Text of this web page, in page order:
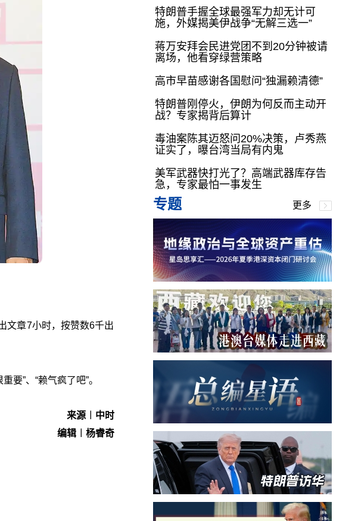
文章7小时，按赞数6千出
要”、“赖气疯了吧”。
来源︱中时
编辑︱杨睿奇
特朗普手握全球最强军力却无计可
施，外媒揭美伊战争“无解三选一”
蒋万安拜会民进党团不到20分钟被请
离场，他看穿绿营策略
高市早苗感谢各国慰问“独漏赖清德”
特朗普刚停火，伊朗为何反而主动开
战？专家揭背后算计
毒油案陈其迈怒问20%决策，卢秀燕
证实了，曝台湾当局有内鬼
美军武器快打光了？高端武器库存告
急，专家最怕一事发生
专题 更多